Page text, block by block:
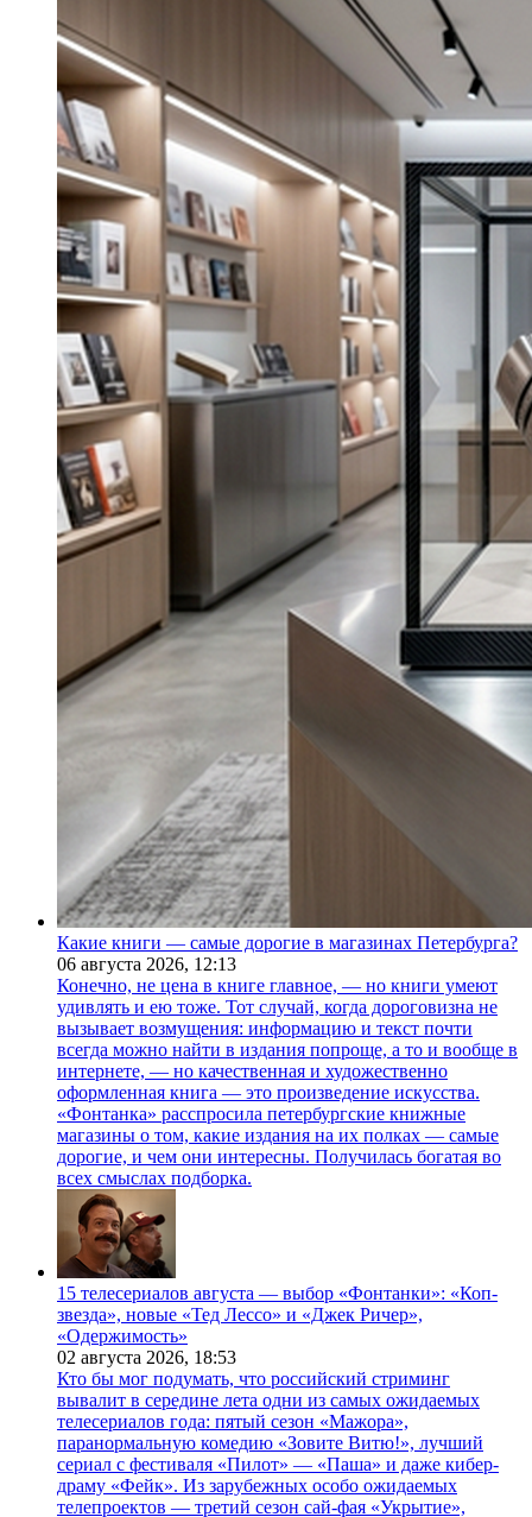
Какие книги — самые дорогие в магазинах Петербурга?
06 августа 2026, 12:13
Конечно, не цена в книге главное, — но книги умеют
удивлять и ею тоже. Тот случай, когда дороговизна не
вызывает возмущения: информацию и текст почти
всегда можно найти в издания попроще, а то и вообще в
интернете, — но качественная и художественно
оформленная книга — это произведение искусства.
«Фонтанка» расспросила петербургские книжные
магазины о том, какие издания на их полках — самые
дорогие, и чем они интересны. Получилась богатая во
всех смыслах подборка.
15 телесериалов августа — выбор «Фонтанки»: «Коп-
звезда», новые «Тед Лессо» и «Джек Ричер»,
«Одержимость»
02 августа 2026, 18:53
Кто бы мог подумать, что российский стриминг
вывалит в середине лета одни из самых ожидаемых
телесериалов года: пятый сезон «Мажора»,
паранормальную комедию «Зовите Витю!», лучший
сериал с фестиваля «Пилот» — «Паша» и даже кибер-
драму «Фейк». Из зарубежных особо ожидаемых
телепроектов — третий сезон сай-фая «Укрытие»,